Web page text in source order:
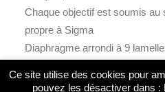
Chaque objectif est soumis
propre à Sigma
Diaphragme arrondi à 9
Ce site utilise des cookies pour
pouvez les désactiver dans :